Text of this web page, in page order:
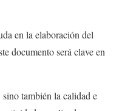
en la elaboración del
documento será clave en
también la calidad e